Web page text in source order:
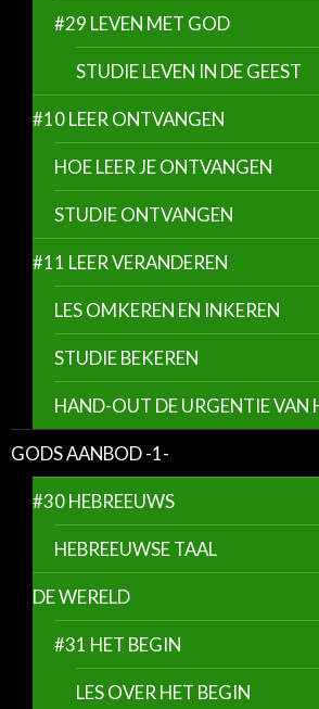
#29 LEVEN MET GOD
STUDIE LEVEN IN DE GEEST
#10 LEER ONTVANGEN
HOE LEER JE ONTVANGEN
STUDIE ONTVANGEN
#11 LEER VERANDEREN
LES OMKEREN EN INKEREN
STUDIE BEKEREN
HAND-OUT DE URGENTIE VAN
GODS AANBOD -1-
#30 HEBREEUWS
HEBREEUWSE TAAL
DE WERELD
#31 HET BEGIN
LES OVER HET BEGIN